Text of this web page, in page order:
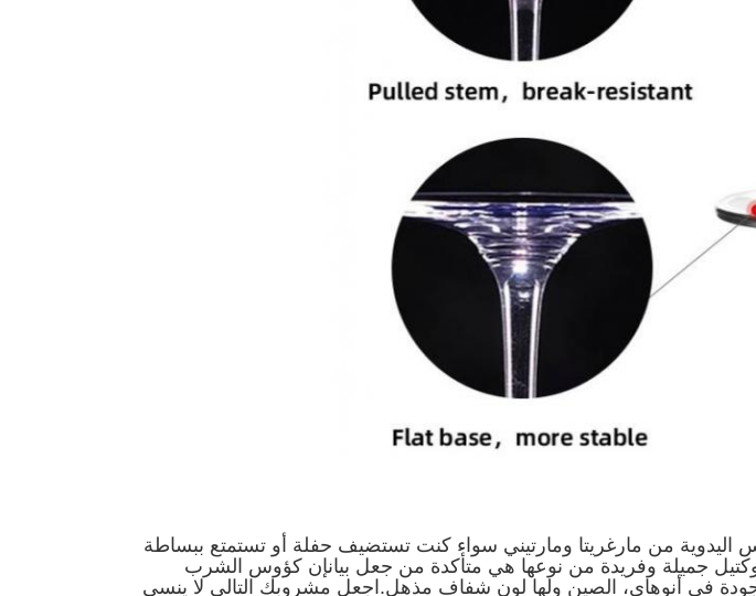
اليدوية من مارغريتا ومارتيني سواء كنت تستضيف حفلة أو تستمتع ببساطة
جميلة وفريدة من نوعها هي متأكدة من جعل بيانإن كؤوس الشرب
في أنوهاي، الصين ولها لون شفاف مذهل.اجعل مشروبك التالي لا ينسى